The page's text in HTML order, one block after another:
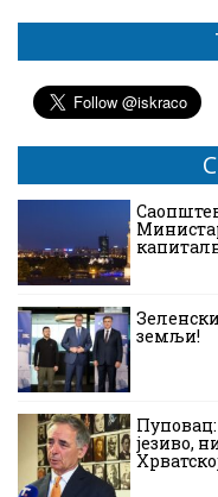
земљи!
језиво,